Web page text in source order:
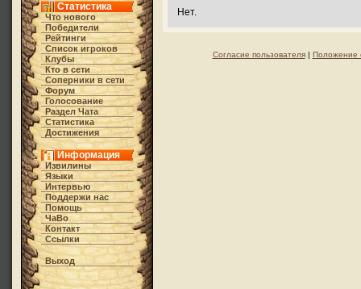
Статистика
Что нового
Победители
Рейтинги
Список игроков
Клубы
Кто в cети
Соперники в сети
Форум
Голосование
Раздел Чата
Статистика
Достижения
Информация
Извилины
Языки
Интервью
Поддержи нас
Помощь
ЧаВо
Контакт
Ссылки
Выход
Нет.
Согласие пользователя| Положение